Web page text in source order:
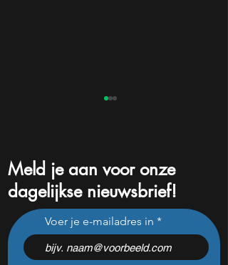
S&P 500 op record, maar
Michael Burry waarschuwt
voor crash zoals in 1987
Meld je aan voor onze
dagelijkse nieuwsbrief!
Voer je e-mailadres in